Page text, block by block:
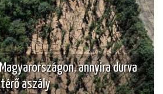
annyira durva
aszály